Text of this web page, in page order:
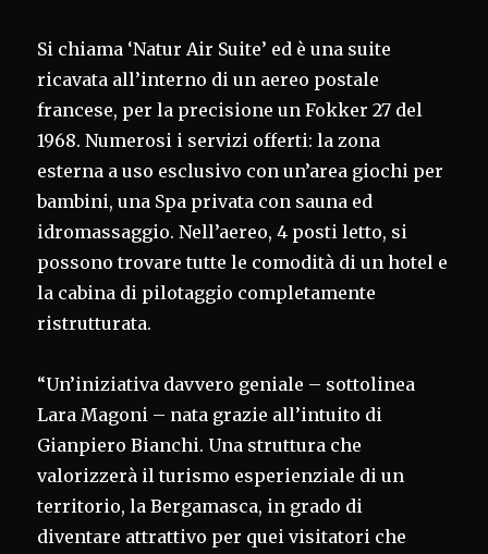
Si chiama ‘Natur Air Suite’ ed è una suite
ricavata all’interno di un aereo postale
francese, per la precisione un Fokker 27 del
1968. Numerosi i servizi offerti: la zona
esterna a uso esclusivo con un’area giochi per
bambini, una Spa privata con sauna ed
idromassaggio. Nell’aereo, 4 posti letto, si
possono trovare tutte le comodità di un hotel e
la cabina di pilotaggio completamente
ristrutturata.
“Un’iniziativa davvero geniale – sottolinea
Lara Magoni – nata grazie all’intuito di
Gianpiero Bianchi. Una struttura che
valorizzerà il turismo esperienziale di un
territorio, la Bergamasca, in grado di
diventare attrattivo per quei visitatori che